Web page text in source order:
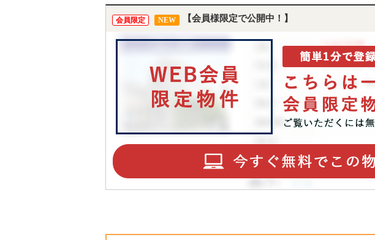
会員限定 NEW 【会員様限定で公開中！】